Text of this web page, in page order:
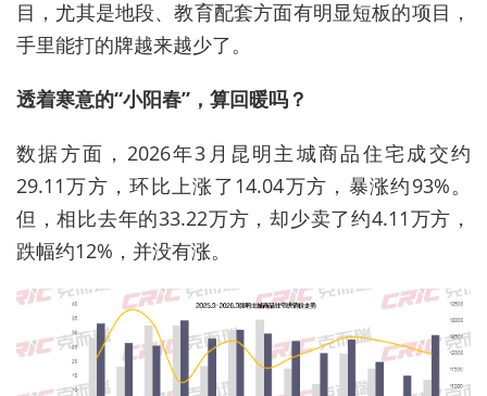
目，尤其是地段、教育配套方面有明显短板的项目，
手里能打的牌越来越少了。
透着寒意的“小阳春”，算回暖吗？
数据方面，2026年3月昆明主城商品住宅成交约
29.11万方，环比上涨了14.04万方，暴涨约93%。
但，相比去年的33.22万方，却少卖了约4.11万方，
跌幅约12%，并没有涨。